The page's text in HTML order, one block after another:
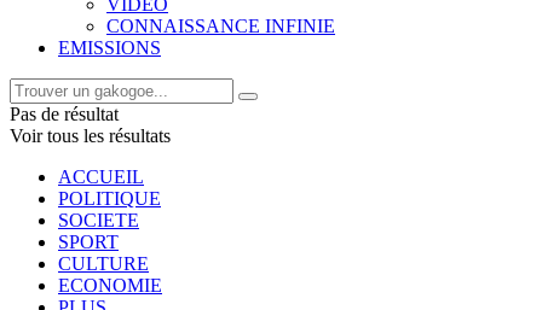
VIDEO
CONNAISSANCE INFINIE
EMISSIONS
Pas de résultat
Voir tous les résultats
ACCUEIL
POLITIQUE
SOCIETE
SPORT
CULTURE
ECONOMIE